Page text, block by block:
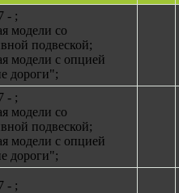
- ;
модели со
подвеской;
модели с опцией
дороги";
- ;
модели со
подвеской;
модели с опцией
дороги";
- ;